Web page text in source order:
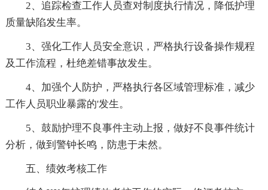
2、追踪检查工作人员查对制度执行情况，降低护理
质量缺陷发生率。
3、强化工作人员安全意识，严格执行设备操作规程
及工作流程，杜绝差错事故发生。
4、加强个人防护，严格执行各区域管理标准，减少
工作人员职业暴露的'发生。
5、鼓励护理不良事件主动上报，做好不良事件统计
分析，做到警钟长鸣，防患于未然。
五、绩效考核工作